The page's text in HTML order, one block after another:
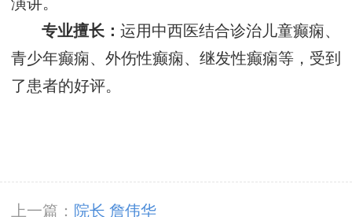
演讲。
专业擅长：运用中西医结合诊治儿童癫痫、
青少年癫痫、外伤性癫痫、继发性癫痫等，受到
了患者的好评。
上一篇： 院长 詹伟华